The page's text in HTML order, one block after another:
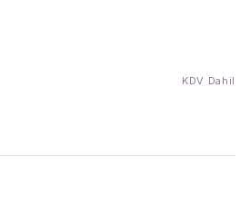
KDV Dahil